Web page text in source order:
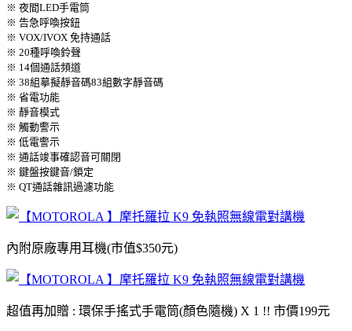
※ 夜間LED手電筒
※ 告急呼喚按鈕
※ VOX/IVOX 免持通話
※ 20種呼喚鈴聲
※ 14個通話頻道
※ 38組摹擬靜音碼83組數字靜音碼
※ 省電功能
※ 靜音模式
※ 觸動警示
※ 低電警示
※ 通話竣事確認音可關閉
※ 鍵盤按鍵音/鎖定
※ QT通話雜訊過濾功能
內附原廠專用耳機(市值$350元)
超值再加贈 : 環保手搖式手電筒(顏色隨機) X 1 !! 市價199元